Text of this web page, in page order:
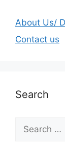
About Us/
Contact us
Search